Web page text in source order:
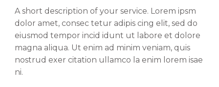
A short description of your service. Lorem ipsm
dolor amet, consec tetur adipis cing elit, sed do
eiusmod tempor incid idunt ut labore et dolore
magna aliqua. Ut enim ad minim veniam, quis
nostrud exer citation ullamco la enim lorem isae
ni.